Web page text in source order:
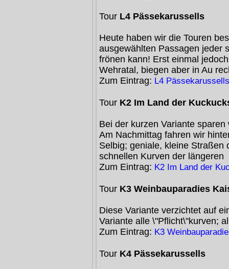
Tour L4 Pässekarussells
Heute haben wir die Touren
ausgewählten Passagen jeder
frönen kann! Erst einmal
Wehratal, biegen aber in Au
Zum Eintrag: L4 Pässekarussells
Tour K2 Im Land der
Bei der kurzen Variante
Am Nachmittag fahren wir
Selbig; geniale, kleine Straßen
schnellen Kurven der längeren
Zum Eintrag: K2 Im Land der
Tour K3 Weinbauparadies
Diese Variante verzichtet auf
Variante alle \"Pflicht\"kurven;
Zum Eintrag: K3
Tour K4 Pässekarussells